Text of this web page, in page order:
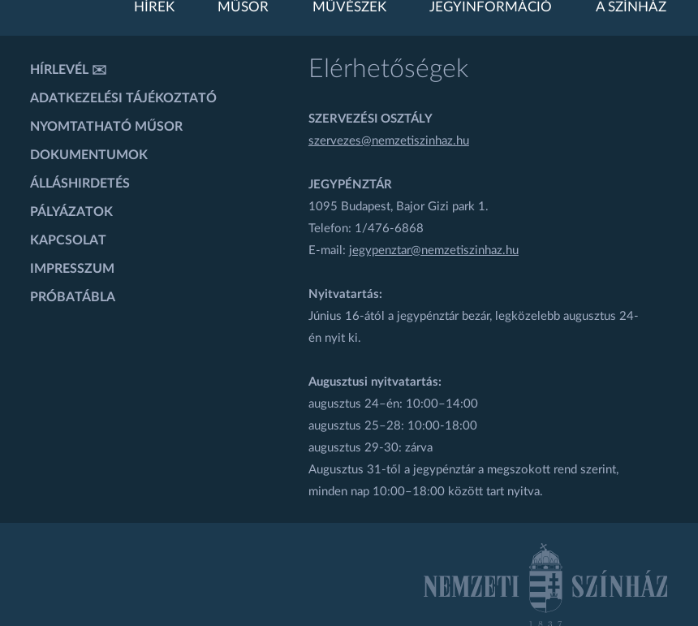
HÍREK MŰSOR MŰVÉSZEK JEGYINFORMÁCIÓ A SZÍNHÁZ
HÍRLEVÉL ✉️
ADATKEZELÉSI TÁJÉKOZTATÓ
NYOMTATHATÓ MŰSOR
DOKUMENTUMOK
ÁLLÁSHIRDETÉS
PÁLYÁZATOK
KAPCSOLAT
IMPRESSZUM
PRÓBATÁBLA
Elérhetőségek
SZERVEZÉSI OSZTÁLY
szervezes@nemzetiszinhaz.hu
JEGYPÉNZTÁR
1095 Budapest, Bajor Gizi park 1.
Telefon: 1/476-6868
E-mail: jegypenztar@nemzetiszinhaz.hu
Nyitvatartás:
Június 16-ától a jegypénztár bezár, legközelebb augusztus 24-
én nyit ki.
Augusztusi nyitvatartás:
augusztus 24–én: 10:00–14:00
augusztus 25–28: 10:00-18:00
augusztus 29-30: zárva
Augusztus 31-től a jegypénztár a megszokott rend szerint,
minden nap 10:00–18:00 között tart nyitva.